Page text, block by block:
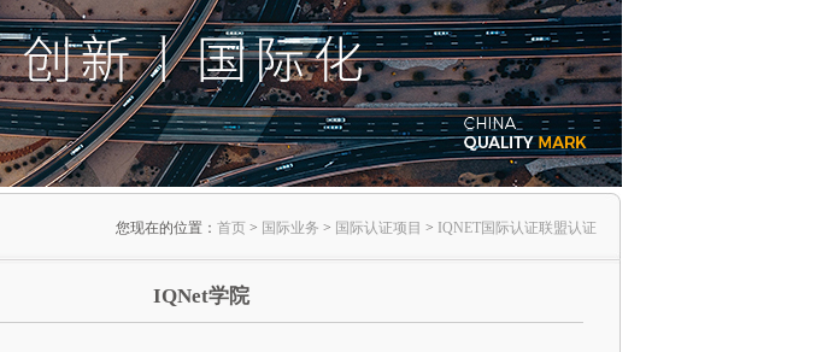
您现在的位置： 首页 > 国际业务 > 国际认证项目 > IQNET国际认证联盟认证
IQNet学院